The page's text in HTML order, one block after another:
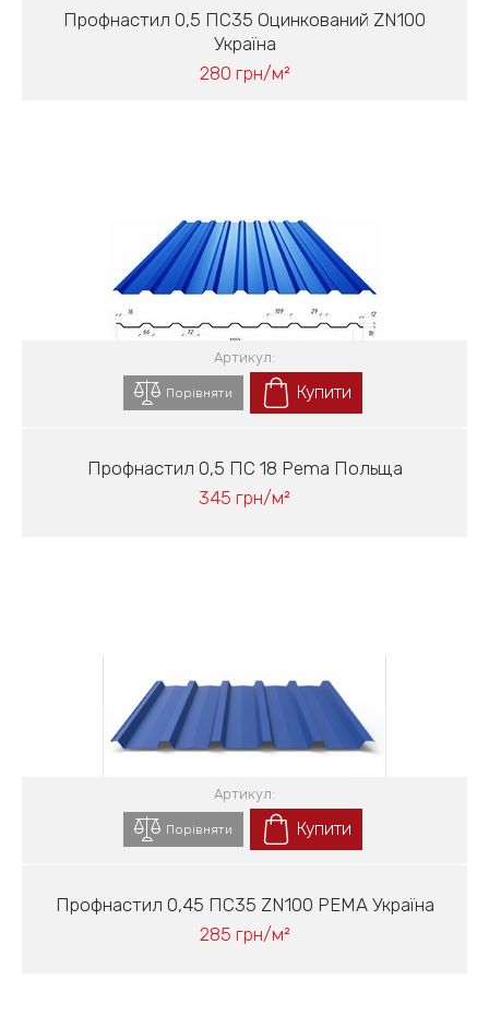
Профнастил 0,5 ПС35 Оцинкований ZN100
Україна
280 грн/м²
Профнастил 0,5 ПС 18 Pema Польща
345 грн/м²
Артикул:
Порівняти Купити
Профнастил 0,45 ПС35 ZN100 PEМА Україна
285 грн/м²
Артикул:
Порівняти Купити